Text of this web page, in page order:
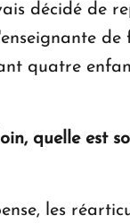
décidé de
de
quatre
quelle est
les